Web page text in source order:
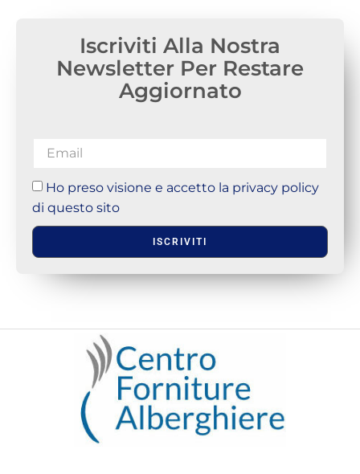
Iscriviti Alla Nostra
Newsletter Per Restare
Aggiornato
Ho preso visione e accetto la privacy policy
di questo sito
ISCRIVITI